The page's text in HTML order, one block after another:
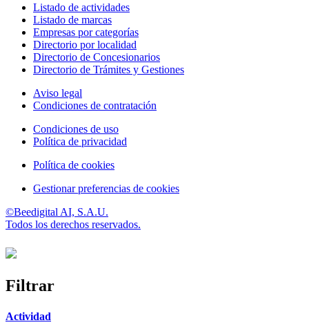
Listado de actividades
Listado de marcas
Empresas por categorías
Directorio por localidad
Directorio de Concesionarios
Directorio de Trámites y Gestiones
Aviso legal
Condiciones de contratación
Condiciones de uso
Política de privacidad
Política de cookies
Gestionar preferencias de cookies
©Beedigital AI, S.A.U.
Todos los derechos reservados.
Filtrar
Actividad